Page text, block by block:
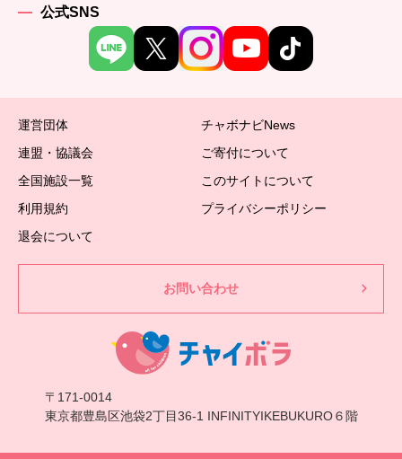
公式SNS
運営団体
チャボナビNews
連盟・協議会
ご寄付について
全国施設一覧
このサイトについて
利用規約
プライバシーポリシー
退会について
お問い合わせ
〒171-0014
東京都豊島区池袋2丁目36-1 INFINITYIKEBUKURO６階